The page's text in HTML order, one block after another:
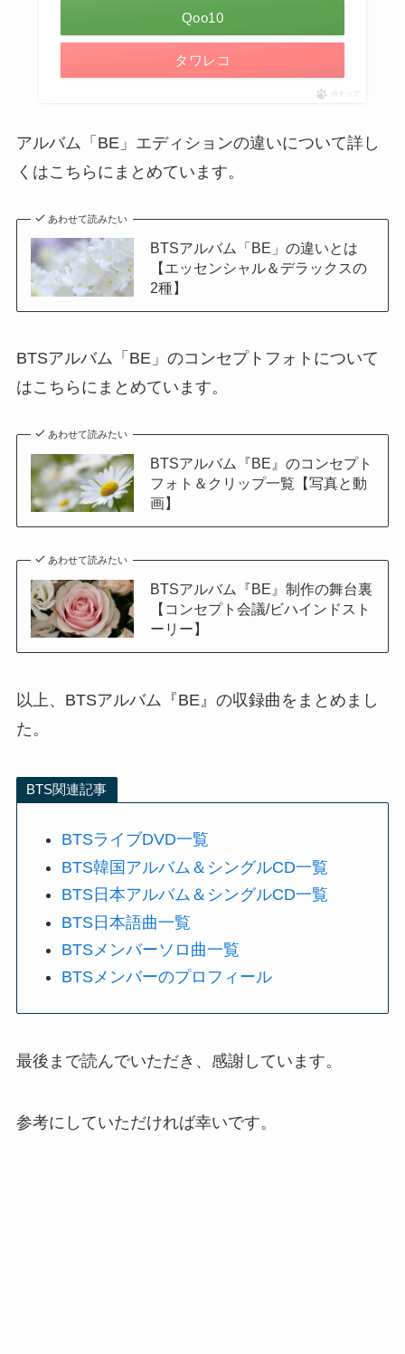
Qoo10
タワレコ
ポチップ
アルバム「BE」エディションの違いについて詳し
くはこちらにまとめています。
あわせて読みたい
BTSアルバム「BE」の違いとは
【エッセンシャル＆デラックスの
2種】
BTSアルバム「BE」のコンセプトフォトについて
はこちらにまとめています。
あわせて読みたい
BTSアルバム『BE』のコンセプト
フォト＆クリップ一覧【写真と動
画】
あわせて読みたい
BTSアルバム『BE』制作の舞台裏
【コンセプト会議/ビハインドスト
ーリー】
以上、BTSアルバム『BE』の収録曲をまとめまし
た。
BTS関連記事
BTSライブDVD一覧
BTS韓国アルバム＆シングルCD一覧
BTS日本アルバム＆シングルCD一覧
BTS日本語曲一覧
BTSメンバーソロ曲一覧
BTSメンバーのプロフィール
最後まで読んでいただき、感謝しています。
参考にしていただければ幸いです。